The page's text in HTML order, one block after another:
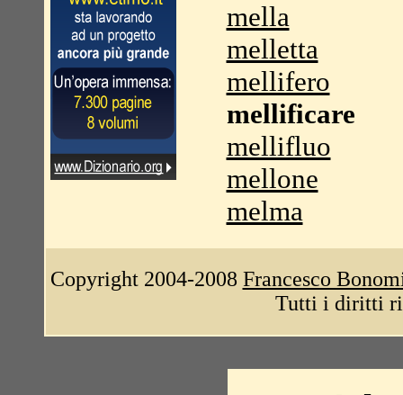
mella
melletta
mellifero
mellificare
mellifluo
mellone
melma
Copyright 2004-2008 Francesco
Tutti i diritti